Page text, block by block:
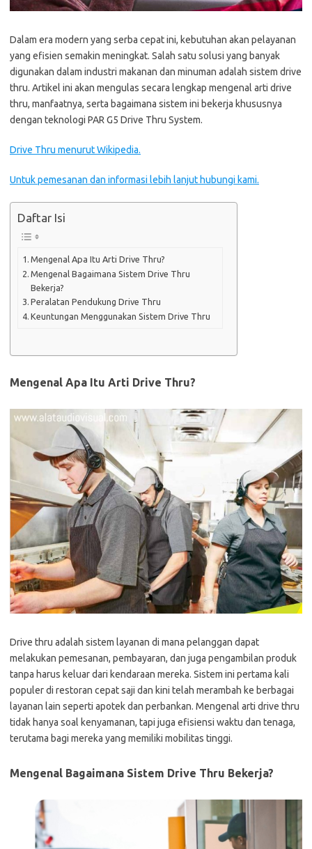
Dalam era modern yang serba cepat ini, kebutuhan akan pelayanan
yang efisien semakin meningkat. Salah satu solusi yang banyak
digunakan dalam industri makanan dan minuman adalah sistem drive
thru. Artikel ini akan mengulas secara lengkap mengenal arti drive
thru, manfaatnya, serta bagaimana sistem ini bekerja khususnya
dengan teknologi PAR G5 Drive Thru System.
Drive Thru menurut Wikipedia.
Untuk pemesanan dan informasi lebih lanjut hubungi kami.
Daftar Isi
Mengenal Apa Itu Arti Drive Thru?
Mengenal Bagaimana Sistem Drive Thru
Bekerja?
Peralatan Pendukung Drive Thru
Keuntungan Menggunakan Sistem Drive Thru
Mengenal Apa Itu Arti Drive Thru?
Drive thru adalah sistem layanan di mana pelanggan dapat
melakukan pemesanan, pembayaran, dan juga pengambilan produk
tanpa harus keluar dari kendaraan mereka. Sistem ini pertama kali
populer di restoran cepat saji dan kini telah merambah ke berbagai
layanan lain seperti apotek dan perbankan. Mengenal arti drive thru
tidak hanya soal kenyamanan, tapi juga efisiensi waktu dan tenaga,
terutama bagi mereka yang memiliki mobilitas tinggi.
Mengenal Bagaimana Sistem Drive Thru Bekerja?